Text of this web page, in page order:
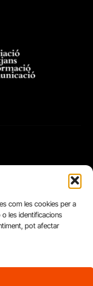
com les cookies per a
les identificacions
pot afectar